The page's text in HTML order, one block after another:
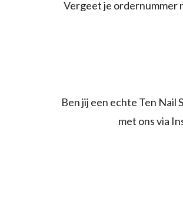
Vergeet je ordernummer
Ben jij een echte Ten Nail
met ons via